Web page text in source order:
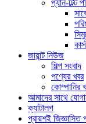
প্যান-টিল্ট
জায়ান্ট নিউজ
শিল্প সংবাদ
পণ্যের খবর
কোম্পানির
আমাদের সাথে
ক্যাটালগ
প্রায়শই জিজ্ঞাসিত